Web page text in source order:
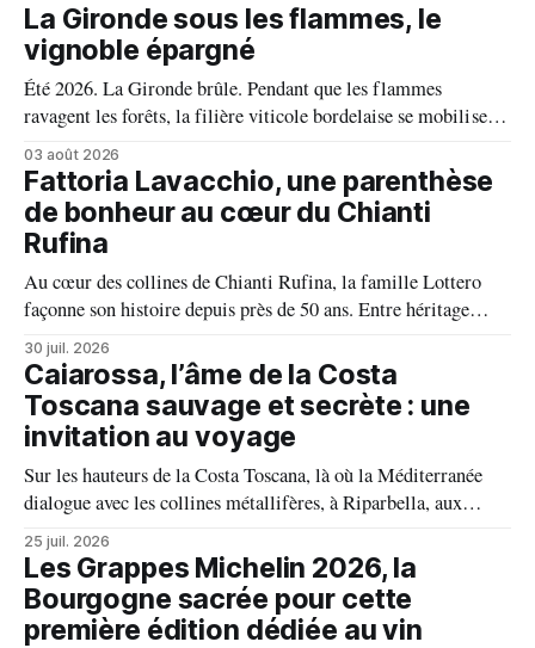
La Gironde sous les flammes, le
vignoble épargné
Été 2026. La Gironde brûle. Pendant que les flammes
ravagent les forêts, la filière viticole bordelaise se mobilise,
fait front commun et fait preuve d'une solidarité exemplaire
face aux incendies. Les vignes, sont épargnées et le millésime
s'annonce prometteur. Le feu n'aura pas eu le dernier mot.
03 août 2026
Fattoria Lavacchio, une parenthèse
de bonheur au cœur du Chianti
Rufina
Au cœur des collines de Chianti Rufina, la famille Lottero
façonne son histoire depuis près de 50 ans. Entre héritage
familial, exigence viticole et profond respect du terroir, le
domaine incarne une vision authentique du vin, où chaque
millésime raconte une terre, une passion et un art de vivre.
30 juil. 2026
Caiarossa, l’âme de la Costa
Toscana sauvage et secrète : une
invitation au voyage
Sur les hauteurs de la Costa Toscana, là où la Méditerranée
dialogue avec les collines métallifères, à Riparbella, aux
portes de Bolgheri, Caiarossa cultive une autre idée du grand
vin, celle d'un équilibre vivant entre la terre, les cépages et le
temps.
25 juil. 2026
Les Grappes Michelin 2026, la
Bourgogne sacrée pour cette
première édition dédiée au vin